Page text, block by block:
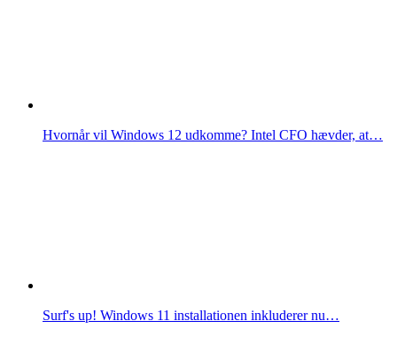
Hvornår vil Windows 12 udkomme? Intel CFO hævder, at…
Surf's up! Windows 11 installationen inkluderer nu…